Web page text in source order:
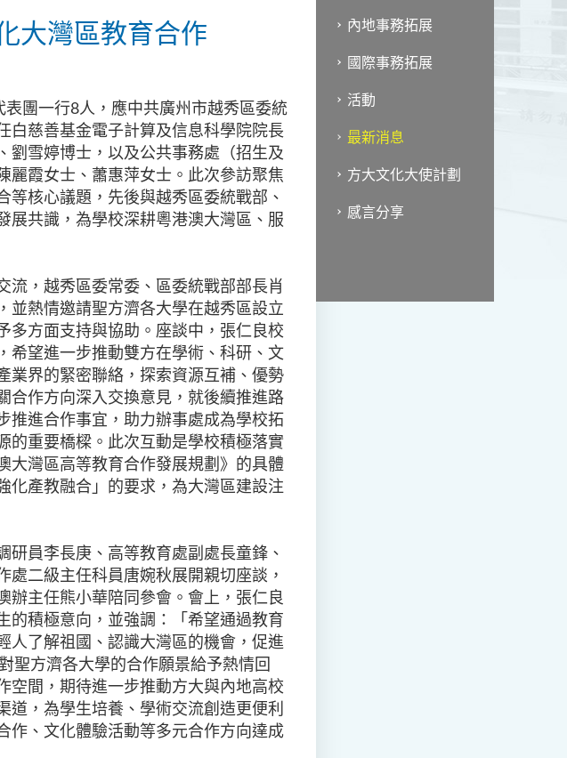
大灣區教育合作
表團一行8人 ，應中共廣州市越秀區委統
白慈善基金電子計算及信息科學院院長
劉雪婷博士，以及公共事務處（招生及
麗霞女士、蕭惠萍女士。此次參訪聚焦
核心議題，先後與越秀區委統戰部、
展共識，為學校深耕粵港澳大灣區、服
流，越秀區委常委、區委統戰部部長肖
並熱情邀請聖方濟各大學在越秀區設立
多方面支持與協助。座談中，張仁良校
希望進一步推動雙方在學術、科研、文
業界的緊密聯絡，探索資源互補、優勢
合作方向深入交換意見，就後續推進路
推進合作事宜，助力辦事處成為學校拓
的重要橋樑。此次互動是學校積極落實
大灣區高等教育合作發展規劃》的具體
化產教融合」的要求，為大灣區建設注
員李長庚、高等教育處副處長童鋒、
二級主任科員唐婉秋展開親切座談，
辦主任熊小華陪同參會。會上，張仁良
的積極意向，並強調：「希望通過教育
人了解祖國、認識大灣區的機會，促進
聖方濟各大學的合作願景給予熱情回
空間，期待進一步推動方大與內地高校
道，為學生培養、學術交流創造更便利
作、文化體驗活動等多元合作方向達成
內地事務拓展
國際事務拓展
活動
最新消息
方大文化大使計劃
感言分享